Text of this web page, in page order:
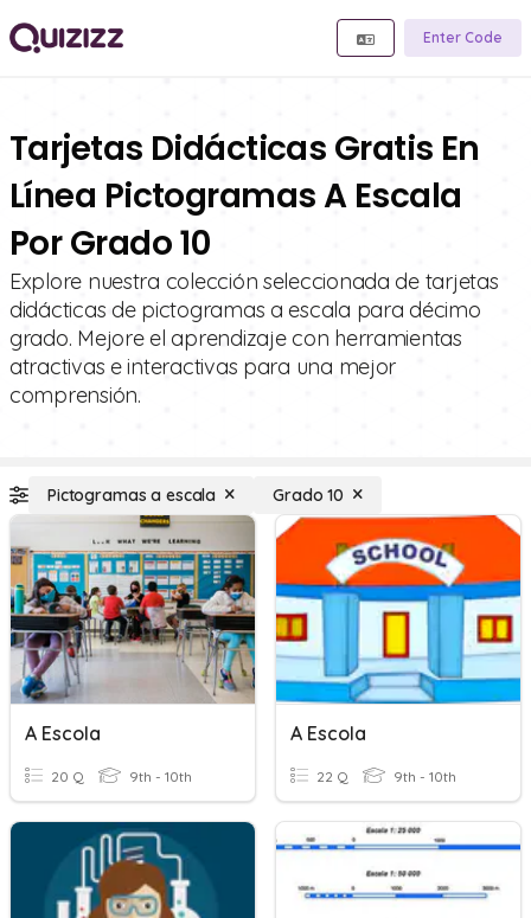
Enter Code
Tarjetas Didácticas Gratis En
Línea Pictogramas A Escala
Por Grado 10
Explore nuestra colección seleccionada de tarjetas
didácticas de pictogramas a escala para décimo
grado. Mejore el aprendizaje con herramientas
atractivas e interactivas para una mejor
comprensión.
Pictogramas a escala Grado 10
A Escola
20 Q 9th - 10th
A Escola
22 Q 9th - 10th